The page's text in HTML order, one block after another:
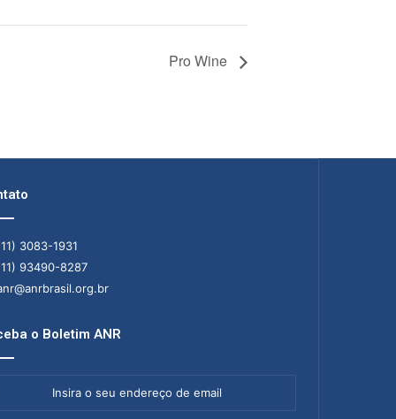
Pro Wine
3083-1931
93490-8287
o Boletim ANR